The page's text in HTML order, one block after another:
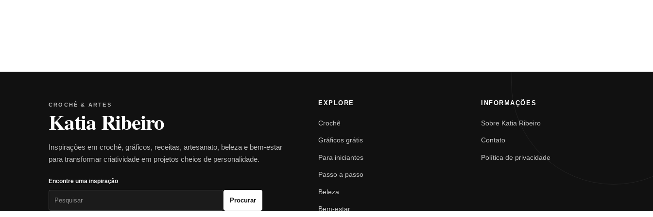
CROCHÊ & ARTES
Katia Ribeiro
Inspirações em crochê, gráficos, receitas, artesanato, beleza e bem-estar
para transformar criatividade em projetos cheios de personalidade.
Encontre uma inspiração
Procurar
EXPLORE
Crochê
Gráficos grátis
Para iniciantes
Passo a passo
Beleza
Bem-estar
INFORMAÇÕES
Sobre Katia Ribeiro
Contato
Política de privacidade